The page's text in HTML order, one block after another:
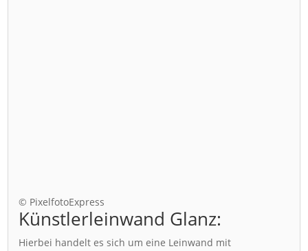
© PixelfotoExpress
Künstlerleinwand Glanz:
Hierbei handelt es sich um eine Leinwand mit